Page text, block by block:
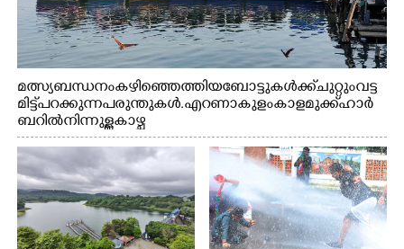
മത്സ്യബന്ധനം കഴിഞ്ഞെത്തിയ ബോട്ടുകൾക്ക് ചുറ്റും വട്ട
മിട്ട് പറക്കുന്ന പരുന്തുകൾ. എറണാകുളം കാളമുക്ക് ഹാർ
ബറിൽ നിന്നുള്ള കാഴ്ച